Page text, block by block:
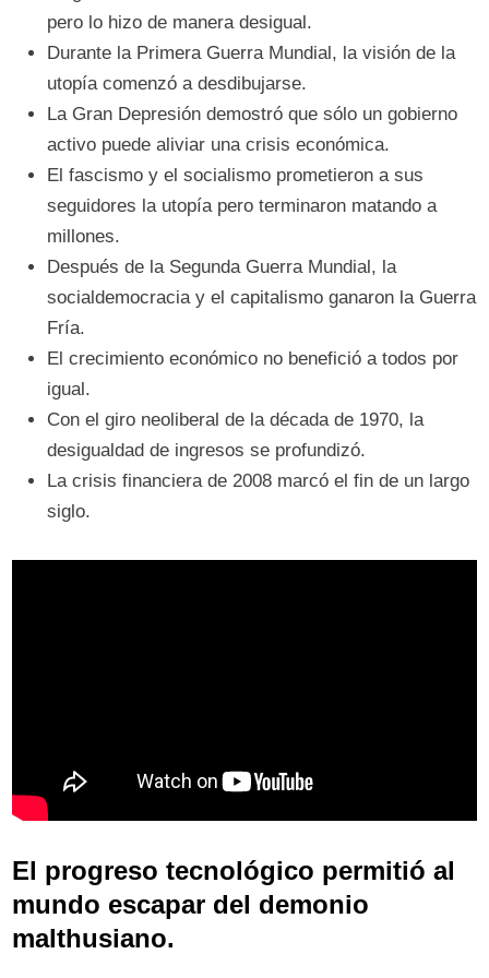
pero lo hizo de manera desigual.
Durante la Primera Guerra Mundial, la visión de la
utopía comenzó a desdibujarse.
La Gran Depresión demostró que sólo un gobierno
activo puede aliviar una crisis económica.
El fascismo y el socialismo prometieron a sus
seguidores la utopía pero terminaron matando a
millones.
Después de la Segunda Guerra Mundial, la
socialdemocracia y el capitalismo ganaron la Guerra
Fría.
El crecimiento económico no benefició a todos por
igual.
Con el giro neoliberal de la década de 1970, la
desigualdad de ingresos se profundizó.
La crisis financiera de 2008 marcó el fin de un largo
siglo.
El progreso tecnológico permitió al
mundo escapar del demonio
malthusiano.